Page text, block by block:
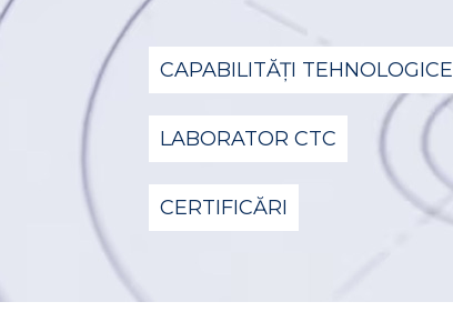
CAPABILITĂȚI TEHNOLOGICE
LABORATOR CTC
CERTIFICĂRI